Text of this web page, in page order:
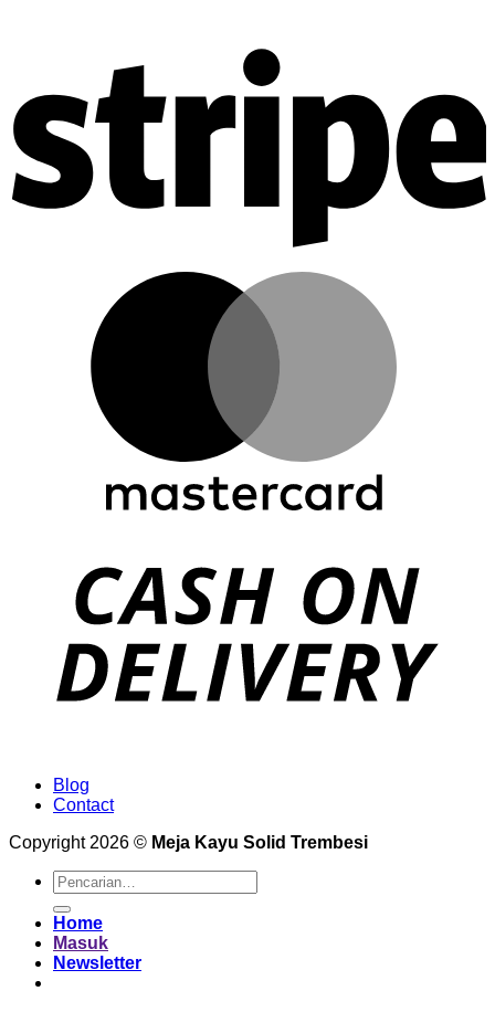
Blog
Contact
Copyright 2026 © Meja Kayu Solid Trembesi
Pencarian
untuk:
Home
Masuk
Newsletter